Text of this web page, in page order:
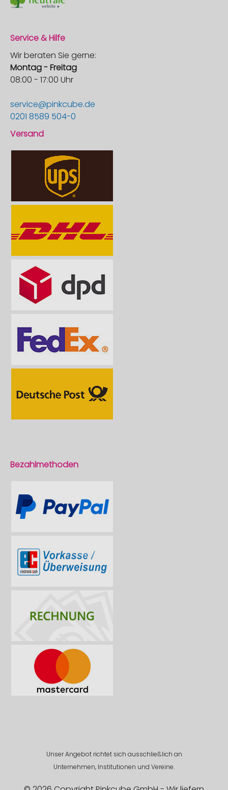
Service & Hilfe
Wir beraten Sie gerne:
Montag - Freitag
08:00 - 17:00 Uhr
service@pinkcube.de
0201 8589 504-0
Versand
Bezahlmethoden
Unser Angebot richtet sich ausschließlich an
Unternehmen, Institutionen und Vereine.